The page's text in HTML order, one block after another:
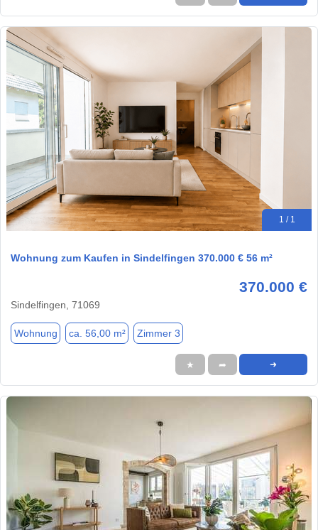
1 / 1
Wohnung zum Kaufen in Sindelfingen 370.000 € 56 m²
370.000 €
Sindelfingen, 71069
Wohnung ca. 56,00 m² Zimmer 3
★ ➦ ➜